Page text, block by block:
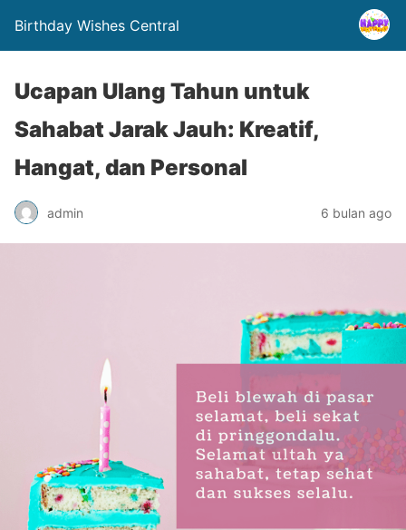
Birthday Wishes Central
Ucapan Ulang Tahun untuk
Sahabat Jarak Jauh: Kreatif,
Hangat, dan Personal
admin 6 bulan ago